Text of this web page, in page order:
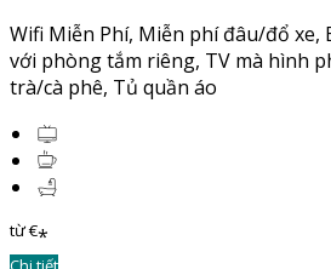
Wifi Miễn Phí, Miễn phí đâu/đổ xe,
với phòng tắm riêng, TV mà hình
trà/cà phê, Tủ quần áo
từ€*